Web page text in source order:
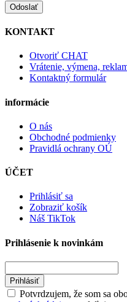
Odoslať
KONTAKT
Otvoriť CHAT
Vrátenie, výmena,
Kontaktný formulár
informácie
O nás
Obchodné podmienky
Pravidlá ochrany OÚ
ÚČET
Prihlásiť sa
Zobraziť košík
Náš TikTok
Prihlásenie k novinkám
Prihlásiť
Potvrdzujem, že som sa